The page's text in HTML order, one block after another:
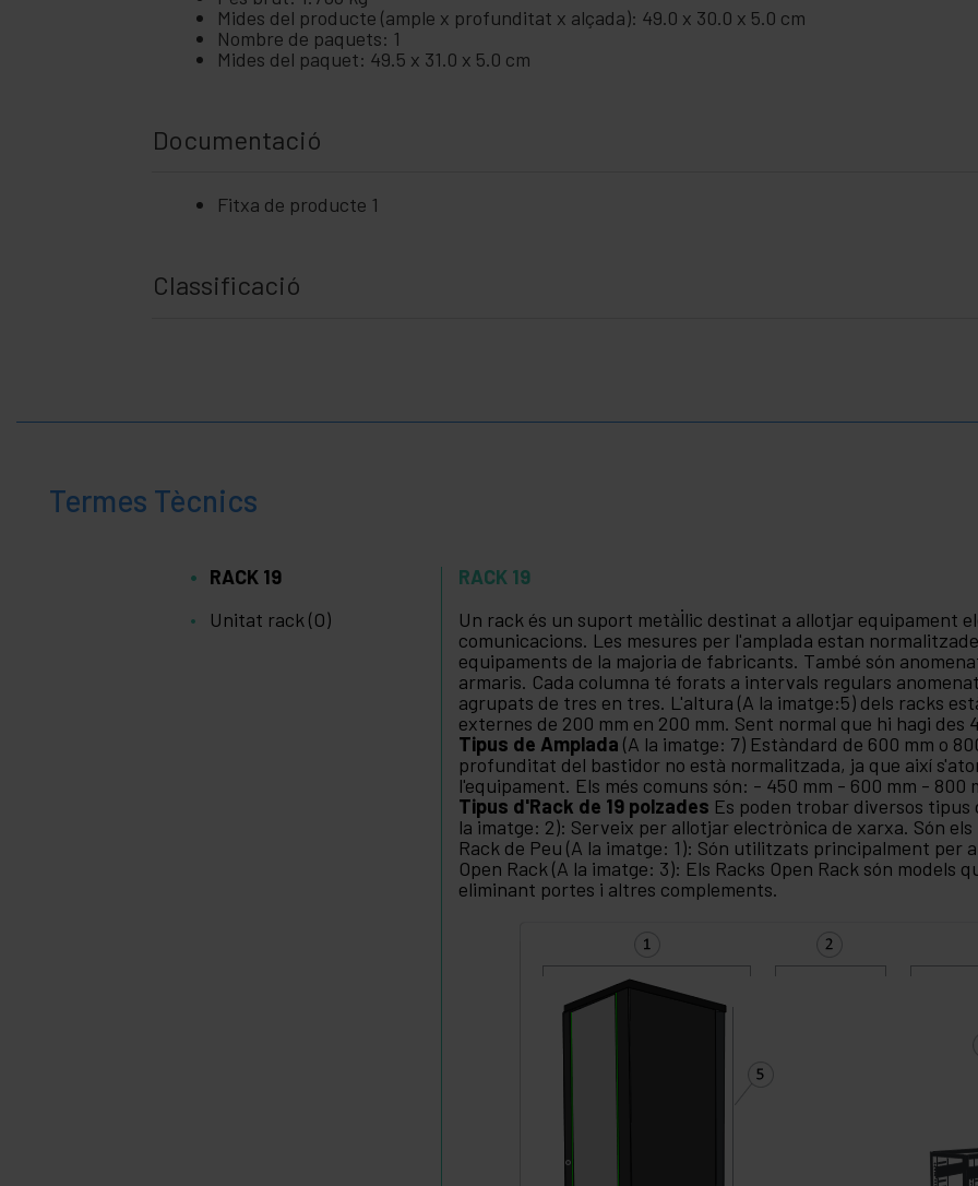
Mides del producte (ample x profunditat x alçada): 49.0 x 30.0 x 5.0 cm
Nombre de paquets: 1
Mides del paquet: 49.5 x 31.0 x 5.0 cm
Documentació
Fitxa de producte 1
Classificació
Termes Tècnics
RACK 19
Unitat rack (O)
RACK 19
Un rack és un suport metàl·lic destinat a allotjar equipament
comunicacions. Les mesures per l'amplada estan
equipaments de la majoria de fabricants. També són
armaris. Cada columna té forats a intervals regulars
agrupats de tres en tres. L'altura (A la imatge:5) dels racks
externes de 200 mm en 200 mm. Sent normal que hi hagi des
Tipus de Amplada (A la imatge: 7) Estàndard de 600 mm o
profunditat del bastidor no està normalitzada, ja que així
l'equipament. Els més comuns són: - 450 mm - 600 mm - 800
Tipus d'Rack de 19 polzades Es poden trobar diversos tipus
la imatge: 2): Serveix per allotjar electrònica de xarxa. Són
Rack de Peu (A la imatge: 1): Són utilitzats principalment per
Open Rack (A la imatge: 3): Els Racks Open Rack són models
eliminant portes i altres complements.